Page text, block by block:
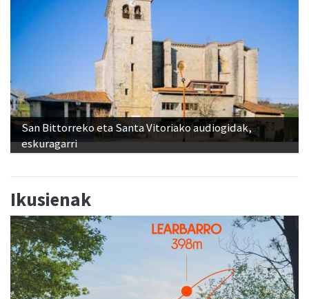
San Bittorreko eta Santa Vitoriako audiogidak,
eskuragarri
Ikusienak